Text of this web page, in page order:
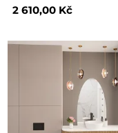
2 610,00 Kč